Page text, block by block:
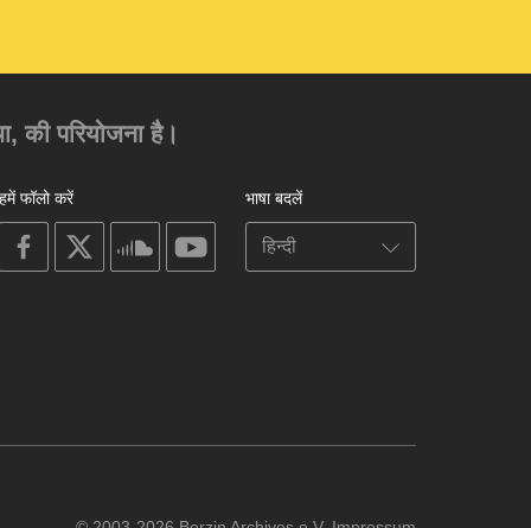
की परियोजना है।
भाषा बदलें
हमें फॉलो करें
on
facebook
on
on
soundcloudyoutube